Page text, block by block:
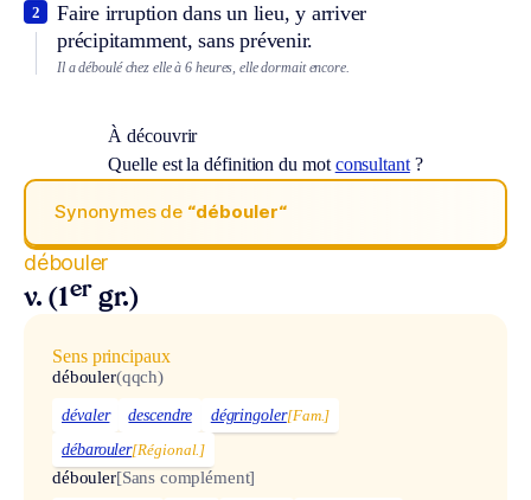
Faire irruption dans un lieu, y arriver
précipitamment, sans prévenir.
2
Il a déboulé chez elle à 6 heures, elle dormait encore.
À découvrir
Quelle est la définition du mot consultant?
Synonymes de “débouler“
débouler
v. (1er gr.)
Sens principaux
débouler(qqch)
dévaler descendre dégringoler[Fam.]
débarouler[Régional.]
débouler[Sans complément]